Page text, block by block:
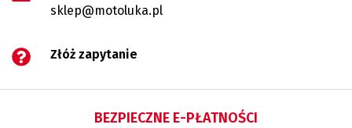
sklep@motoluka.pl
Złóż zapytanie
BEZPIECZNE E-PŁATNOŚCI